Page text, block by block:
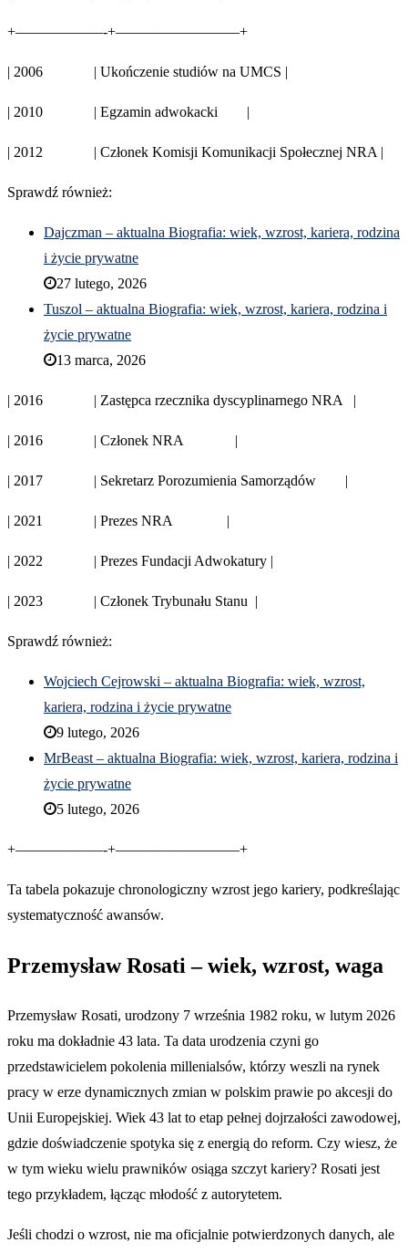
+——————-+————————–+
| 2006 | Ukończenie studiów na UMCS |
| 2010 | Egzamin adwokacki |
| 2012 | Członek Komisji Komunikacji Społecznej NRA |
Sprawdź również:
Dajczman – aktualna Biografia: wiek, wzrost, kariera, rodzina
i życie prywatne
27 lutego, 2026
Tuszol – aktualna Biografia: wiek, wzrost, kariera, rodzina i
życie prywatne
13 marca, 2026
| 2016 | Zastępca rzecznika dyscyplinarnego NRA |
| 2016 | Członek NRA |
| 2017 | Sekretarz Porozumienia Samorządów |
| 2021 | Prezes NRA |
| 2022 | Prezes Fundacji Adwokatury |
| 2023 | Członek Trybunału Stanu |
Sprawdź również:
Wojciech Cejrowski – aktualna Biografia: wiek, wzrost,
kariera, rodzina i życie prywatne
9 lutego, 2026
MrBeast – aktualna Biografia: wiek, wzrost, kariera, rodzina i
życie prywatne
5 lutego, 2026
+——————-+————————–+
Ta tabela pokazuje chronologiczny wzrost jego kariery, podkreślając
systematyczność awansów.
Przemysław Rosati – wiek, wzrost, waga
Przemysław Rosati, urodzony 7 września 1982 roku, w lutym 2026
roku ma dokładnie 43 lata. Ta data urodzenia czyni go
przedstawicielem pokolenia millenialsów, którzy weszli na rynek
pracy w erze dynamicznych zmian w polskim prawie po akcesji do
Unii Europejskiej. Wiek 43 lat to etap pełnej dojrzałości zawodowej,
gdzie doświadczenie spotyka się z energią do reform. Czy wiesz, że
w tym wieku wielu prawników osiąga szczyt kariery? Rosati jest
tego przykładem, łącząc młodość z autorytetem.
Jeśli chodzi o wzrost, nie ma oficjalnie potwierdzonych danych, ale